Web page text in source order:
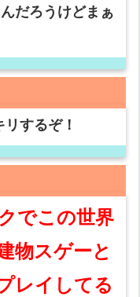
だろうけどまぁ
するぞ！
でこの世界
物スゲーと
レイしてる